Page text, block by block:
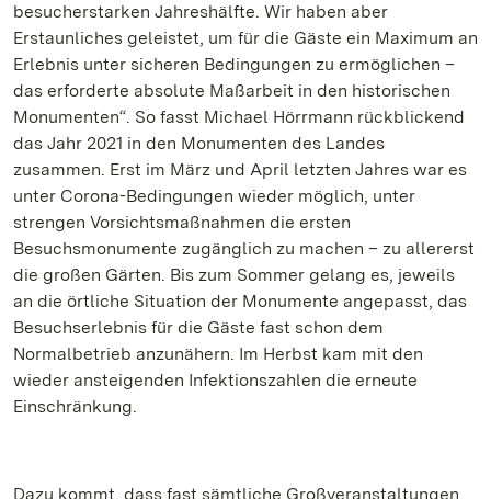
besucherstarken Jahreshälfte. Wir haben aber
Erstaunliches geleistet, um für die Gäste ein Maximum an
Erlebnis unter sicheren Bedingungen zu ermöglichen –
das erforderte absolute Maßarbeit in den historischen
Monumenten“. So fasst Michael Hörrmann rückblickend
das Jahr 2021 in den Monumenten des Landes
zusammen. Erst im März und April letzten Jahres war es
unter Corona-Bedingungen wieder möglich, unter
strengen Vorsichtsmaßnahmen die ersten
Besuchsmonumente zugänglich zu machen – zu allererst
die großen Gärten. Bis zum Sommer gelang es, jeweils
an die örtliche Situation der Monumente angepasst, das
Besuchserlebnis für die Gäste fast schon dem
Normalbetrieb anzunähern. Im Herbst kam mit den
wieder ansteigenden Infektionszahlen die erneute
Einschränkung.
Dazu kommt, dass fast sämtliche Großveranstaltungen